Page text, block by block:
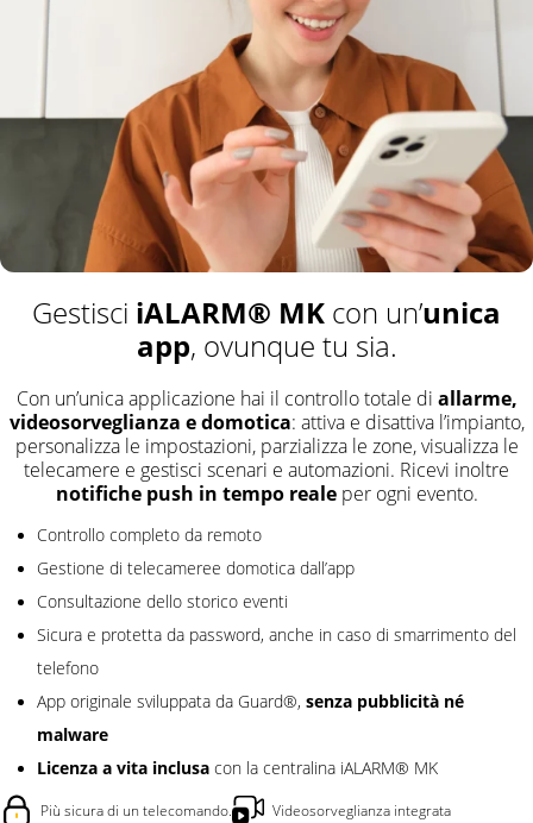
Gestisci iALARM® MK con un’unica
app, ovunque tu sia.
Con un’unica applicazione hai il controllo totale di allarme,
videosorveglianza e domotica: attiva e disattiva l’impianto,
personalizza le impostazioni, parzializza le zone, visualizza le
telecamere e gestisci scenari e automazioni. Ricevi inoltre
notifiche push in tempo realeper ogni evento.
Controllo completo da remoto
Gestione di telecameree domotica dall’app
Consultazione dello storico eventi
Sicura e protetta da password, anche in caso di smarrimento del
telefono
App originale sviluppata da Guard®, senza pubblicità né
malware
Licenza a vita inclusa con la centralina iALARM® MK
Più sicura di un telecomando.
Videosorveglianza integrata